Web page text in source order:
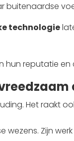
buitenaardse
technologie
reputatie en
Het raakt
wezens. Zijn